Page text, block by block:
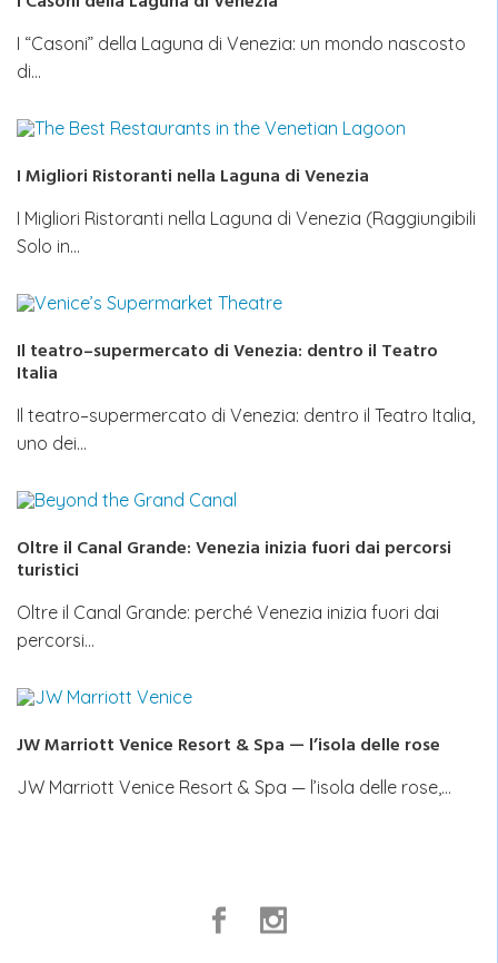
I “Casoni” della Laguna di Venezia: un mondo nascosto
di…
I Migliori Ristoranti nella Laguna di Venezia
I Migliori Ristoranti nella Laguna di Venezia (Raggiungibili
Solo in…
Il teatro–supermercato di Venezia: dentro il Teatro
Italia
Il teatro–supermercato di Venezia: dentro il Teatro Italia,
uno dei…
Oltre il Canal Grande: Venezia inizia fuori dai percorsi
turistici
Oltre il Canal Grande: perché Venezia inizia fuori dai
percorsi…
JW Marriott Venice Resort & Spa — l’isola delle rose
JW Marriott Venice Resort & Spa — l’isola delle rose,…